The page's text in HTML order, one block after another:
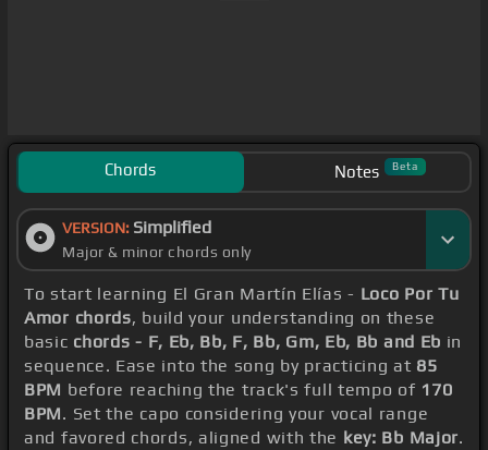
Chords Notes Beta
VERSION: Simplified
Major & minor chords only
To start learning El Gran Martín Elías - Loco Por Tu
Amor chords, build your understanding on these
basic chords - F, Eb, Bb, F, Bb, Gm, Eb, Bb and Eb in
sequence. Ease into the song by practicing at 85
BPM before reaching the track's full tempo of 170
BPM. Set the capo considering your vocal range
and favored chords, aligned with the key: Bb Major.